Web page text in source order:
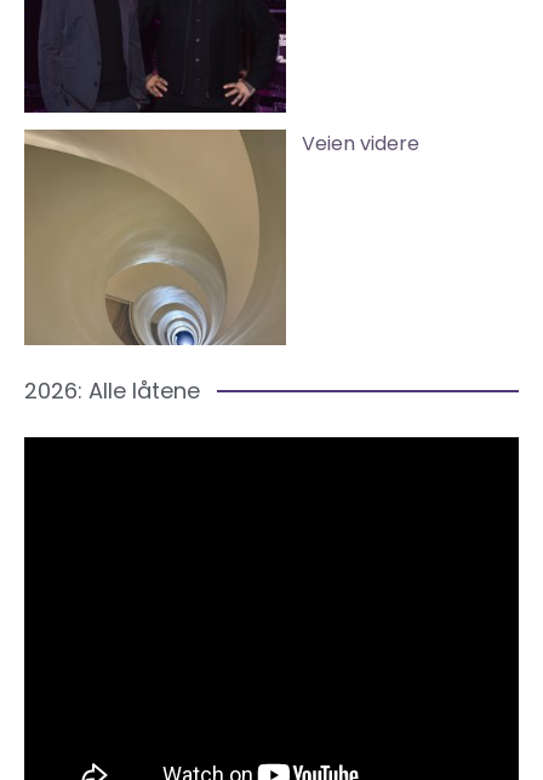
Veien videre
2026: Alle låtene